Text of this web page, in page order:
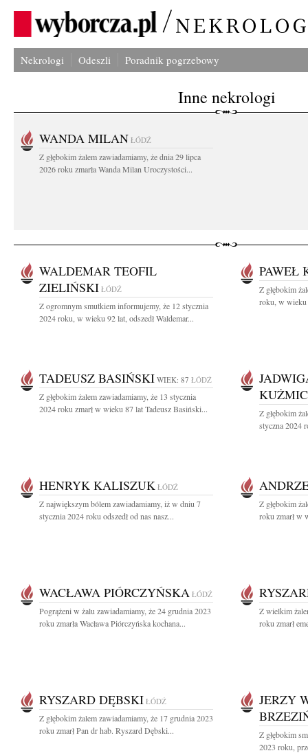
Nekrologi Odeszli Poradnik pogrzebowy
Inne nekrologi
WANDA MILAN ŁÓDŹ
Z głębokim żalem zawiadamiamy, że dnia 29 lipca
2026 roku zmarła Wanda Milan Uroczystości...
WALDEMAR TEOFIL
ZIELIŃSKI ŁÓDŹ
Z ogromnym smutkiem informujemy, że 12 stycznia
2024 roku, w wieku 92 lat, odszedł Waldemar...
PAWEŁ
Z głębokim
roku, w wieku
TADEUSZ BASIŃSKI WIEK: 87 ŁÓDŹ
Z głębokim żalem zawiadamiamy, że 13 stycznia
2024 roku zmarł w wieku 87 lat Tadeusz Basiński...
Z głębokim
styczna 2024
HENRYK KALISZUK ŁÓDŹ
Z największym bólem zawiadamiamy, iż w dniu 7
stycznia 2024 roku odszedł od nas nasz...
Z głębokim
roku zmarł w
WACŁAWA PIÓRCZYŃSKA ŁÓDŹ
Pogrążeni w żalu zawiadamiamy, że 24 grudnia 2023
roku zmarła Wacława Piórczyńska kochana...
Z wielkim
roku zmarł
RYSZARD DĘBSKI ŁÓDŹ
Z głębokim żalem zawiadamiamy, że 17 grudnia 2023
roku zmarł Pan dr hab. Ryszard Dębski...
JERZY
Z głębokim
2023 roku,